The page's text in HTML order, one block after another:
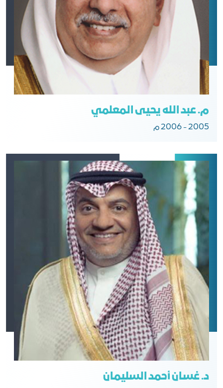
م. عبد الله يحيى المعلمي
2005 - 2006 م
د. غسان أحمد السليمان